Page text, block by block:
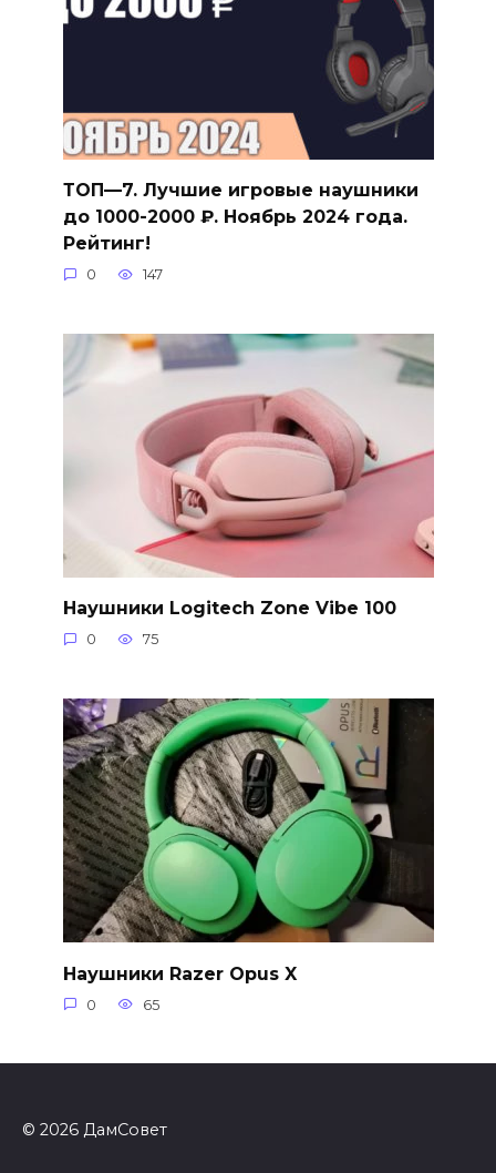
ТОП—7. Лучшие игровые наушники
до 1000-2000 ₽. Ноябрь 2024 года.
Рейтинг!
0 147
Наушники Logitech Zone Vibe 100
0 75
Наушники Razer Opus X
0 65
© 2026 ДамСовет